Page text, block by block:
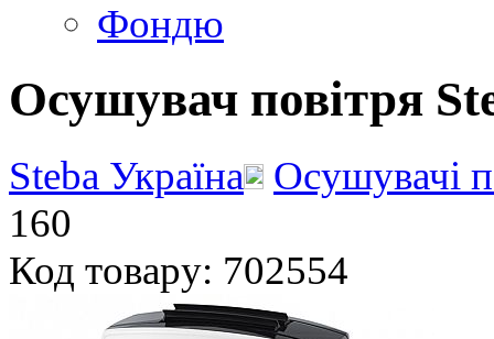
Фондю
Осушувач повітря
Steba Україна
Осушувачі
160
Код товару: 702554